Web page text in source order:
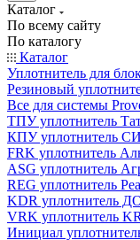
Каталог
По всему сайту
По каталогу
Каталог
Уплотнитель для
Резиновый
Все для системы
ТПУ уплотнитель
КПУ уплотнитель
FRK уплотнитель
ASG уплотнитель
REG уплотнитель
KDR уплотнитель
VRK уплотнитель
Инициал